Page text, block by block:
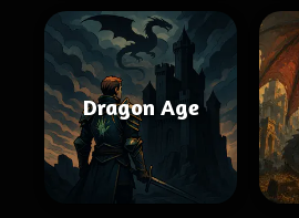
Dragon Age